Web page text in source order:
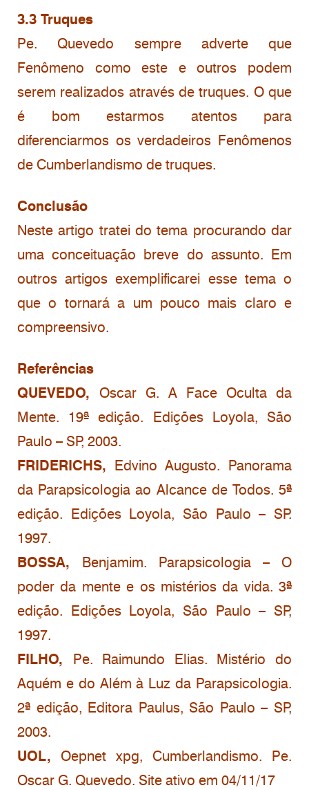
3.3 Truques
Pe. Quevedo sempre adverte que
Fenômeno como este e outros podem
serem realizados através de truques. O que
é bom estarmos atentos para
diferenciarmos os verdadeiros Fenômenos
de Cumberlandismo de truques.
Conclusão
Neste artigo tratei do tema procurando dar
uma conceituação breve do assunto. Em
outros artigos exemplificarei esse tema o
que o tornará a um pouco mais claro e
compreensivo.
Referências
QUEVEDO, Oscar G. A Face Oculta da
Mente. 19ª edição. Edições Loyola, São
Paulo – SP, 2003.
FRIDERICHS, Edvino Augusto. Panorama
da Parapsicologia ao Alcance de Todos. 5ª
edição. Edições Loyola, São Paulo – SP.
1997.
BOSSA, Benjamim. Parapsicologia – O
poder da mente e os mistérios da vida. 3ª
edição. Edições Loyola, São Paulo – SP,
1997.
FILHO, Pe. Raimundo Elias. Mistério do
Aquém e do Além à Luz da Parapsicologia.
2ª edição, Editora Paulus, São Paulo – SP,
2003.
UOL, Oepnet xpg, Cumberlandismo. Pe.
Oscar G. Quevedo. Site ativo em 04/11/17